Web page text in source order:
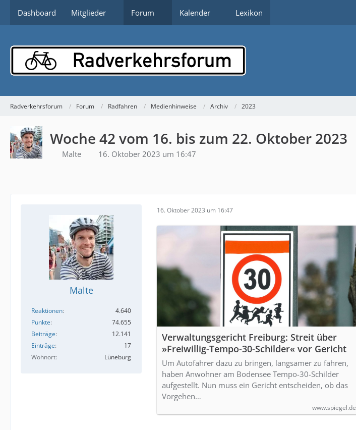
Dashboard Mitglieder Forum Kalender Lexikon
Radverkehrsforum Forum Radfahren Medienhinweise Archiv 2023
Woche 42 vom 16. bis zum 22. Oktober 2023
Malte 16. Oktober 2023 um 16:47
Malte
Reaktionen
4.640
Punkte
74.655
Beiträge
12.141
Einträge
17
Wohnort
Lüneburg
16. Oktober 2023 um 16:47
Verwaltungsgericht Freiburg: Streit über
»Freiwillig-Tempo-30-Schilder« vor Gericht
Um Autofahrer dazu zu bringen, langsamer zu fahren,
haben Anwohner am Bodensee Tempo-30-Schilder
aufgestellt. Nun muss ein Gericht entscheiden, ob das
Vorgehen…
www.spiegel.de